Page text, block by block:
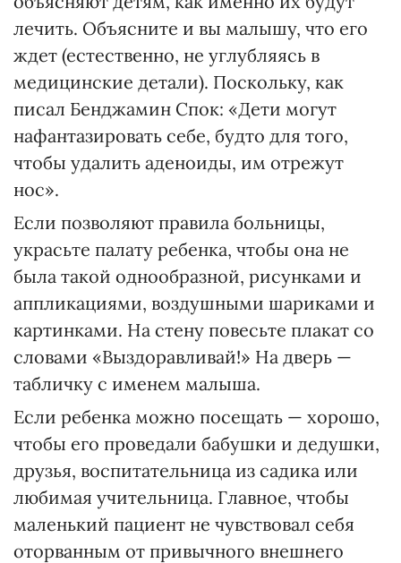
лечить. Объясните и вы малышу, что его
ждет (естественно, не углубляясь в
медицинские детали). Поскольку, как
писал Бенджамин Спок: «Дети могут
нафантазировать себе, будто для того,
чтобы удалить аденоиды, им отрежут
нос».
Если позволяют правила больницы,
украсьте палату ребенка, чтобы она не
была такой однообразной, рисунками и
аппликациями, воздушными шариками и
картинками. На стену повесьте плакат со
словами «Выздоравливай!» На дверь —
табличку с именем малыша.
Если ребенка можно посещать — хорошо,
чтобы его проведали бабушки и дедушки,
друзья, воспитательница из садика или
любимая учительница. Главное, чтобы
маленький пациент не чувствовал себя
оторванным от привычного внешнего